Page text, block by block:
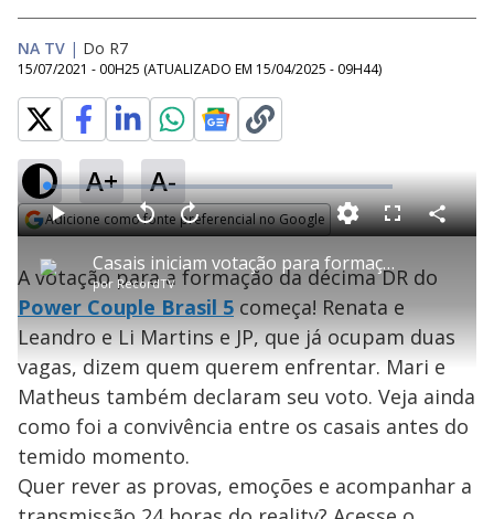
NA TV | Do R7
15/07/2021 - 00H25 (ATUALIZADO EM 15/04/2025 - 09H44)
A+ A-
Adicione como fonte preferencial no Google
P
l
a
y
Casais iniciam votação para formação da décima DR - Power Couple Brasil 5
por RecordTV
P V
a
r
0
s
e
g
n
d
o
s
A
n
ç
a
1
0
s
e
u
n
o
s
M
u
d
L
o
a
d
e
:
1
.
1
3
%
F
l
s
c
e
n
C
o
a
A votação para a formação da décima DR do
Power Couple Brasil 5 começa! Renata e
Leandro e Li Martins e JP, que já ocupam duas
vagas, dizem quem querem enfrentar. Mari e
Matheus também declaram seu voto. Veja ainda
como foi a convivência entre os casais antes do
temido momento.
Quer rever as provas, emoções e acompanhar a